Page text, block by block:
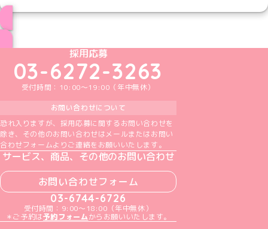
めいどりーみんTikTok公式アカウント
めいどりーみんX公式アカウント
めいどりーみんInstagram公式アカウント
めいどりーみんFacebook公式アカウン
めいどりーみんYouTube公式アカ
採用応募
03-6272-3263
受付時間：10:00～19:00（年中無休）
お問い合わせについて
恐れ入りますが、採用応募に関するお問い合わせを
除き、その他のお問い合わせはメールまたはお問い
合わせフォームよりご連絡をお願いいたします。
サービス、商品、その他のお問い合わせ
お問い合わせフォーム
03-6744-6726
受付時間：9:00～18:00（年中無休）
＊ご予約は予約フォームからお願いいたします。